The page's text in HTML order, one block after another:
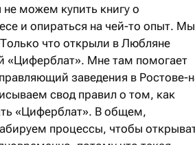
можем купить книгу о
и опираться на чей-то опыт. Мы
что открыли в Любляне
«Циферблат». Мне там помогает
заведения в Ростове-
свод правил о том, как
«Циферблат». В общем,
процессы, чтобы